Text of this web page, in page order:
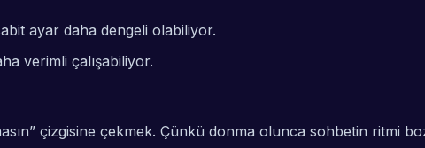
ayar daha dengeli olabiliyor.
verimli çalışabiliyor.
çizgisine çekmek. Çünkü donma olunca sohbetin ritmi